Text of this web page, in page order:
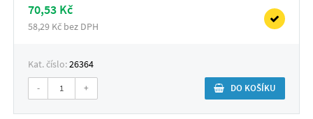
70,53 Kč
58,29 Kč bez DPH
Kat. číslo:26364
- + DO KOŠÍKU